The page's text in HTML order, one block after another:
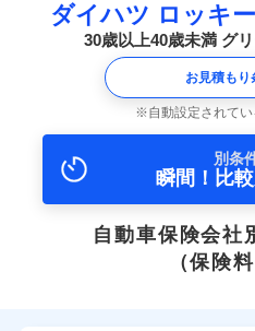
ダイハツ ロッキ
30歳以上40歳未満 グ
お見積もり
自動設定されて
別条
瞬間！比
自動車保険会社
（保険